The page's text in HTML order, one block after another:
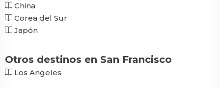
China
Corea del Sur
Japón
Otros destinos en San Francisco
Los Angeles